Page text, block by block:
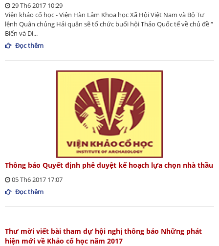
29 Th6 2017 10:29
Viện khảo cổ học - Viện Hàn Lâm Khoa học Xã Hội Việt Nam và Bộ Tư
lệnh Quân chủng Hải quân sẽ tổ chức buổi hội Thảo Quốc tế về chủ đề “
Biển và Di...
Đọc thêm
Thông báo Quyết định phê duyệt kế hoạch lựa chọn nhà thầu
05 Th6 2017 17:07
Đọc thêm
Thư mời viết bài tham dự hội nghị thông báo Những phát
hiện mới về Khảo cổ học năm 2017